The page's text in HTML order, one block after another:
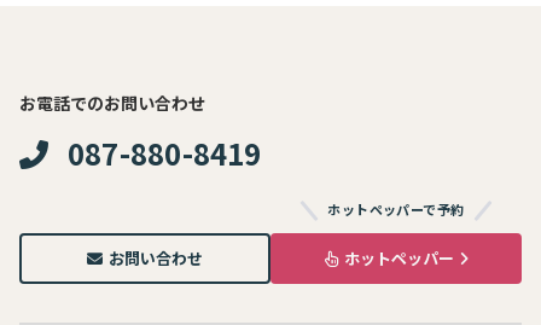
お電話でのお問い合わせ
087-880-8419
お問い合わせ
ホットペッパーで予約
ホットペッパー